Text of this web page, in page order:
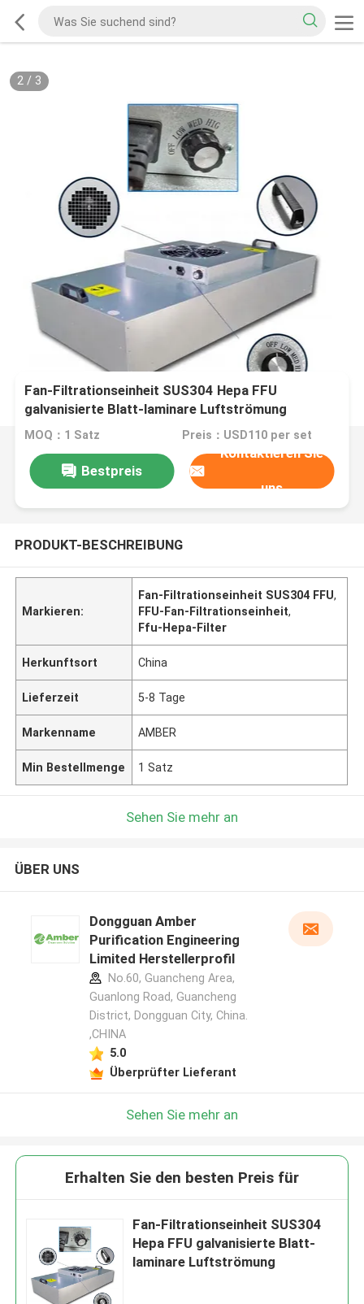
2/ 3
Fan-Filtrationseinheit SUS304 Hepa FFU
galvanisierte Blatt-laminare Luftströmung
MOQ：1 Satz Preis：USD110 per set
Bestpreis
Kontaktieren Sie
uns
PRODUKT-BESCHREIBUNG
Markieren:
Fan-Filtrationseinheit SUS304 FFU,
FFU-Fan-Filtrationseinheit,
Ffu-Hepa-Filter
Herkunftsort China
Lieferzeit 5-8 Tage
Markenname AMBER
Min Bestellmenge 1 Satz
Sehen Sie mehr an
ÜBER UNS
Dongguan Amber
Purification Engineering
Limited Herstellerprofil
No.60, Guancheng Area,
Guanlong Road, Guancheng
District, Dongguan City, China.
,CHINA
5.0
Überprüfter Lieferant
Sehen Sie mehr an
Erhalten Sie den besten Preis für
Fan-Filtrationseinheit SUS304
Hepa FFU galvanisierte Blatt-
laminare Luftströmung